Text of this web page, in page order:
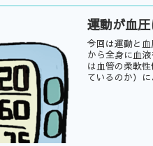
運動が血
今回は運動と
から全身に血
は血管の柔軟
ているのか）